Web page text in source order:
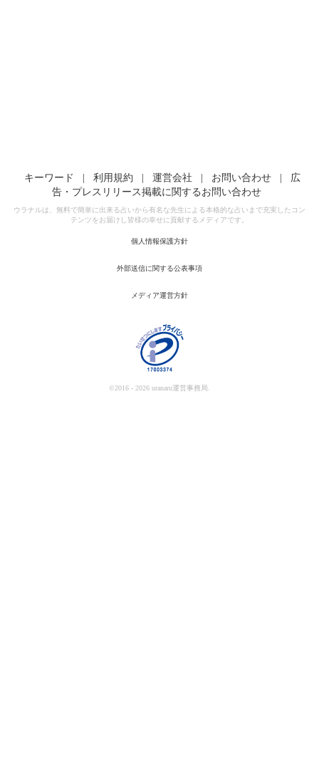
キーワード | 利用規約 | 運営会社 | お問い合わせ |
広
告・プレスリリース掲載に関するお問い合わせ
ウラナルは、無料で簡単に出来る占いから有名な先生による本格的な占いまで充実したコン
テンツをお届けし皆様の幸せに貢献するメディアです。
個人情報保護方針
外部送信に関する公表事項
メディア運営方針
©2016 - 2026 uranaru運営事務局.